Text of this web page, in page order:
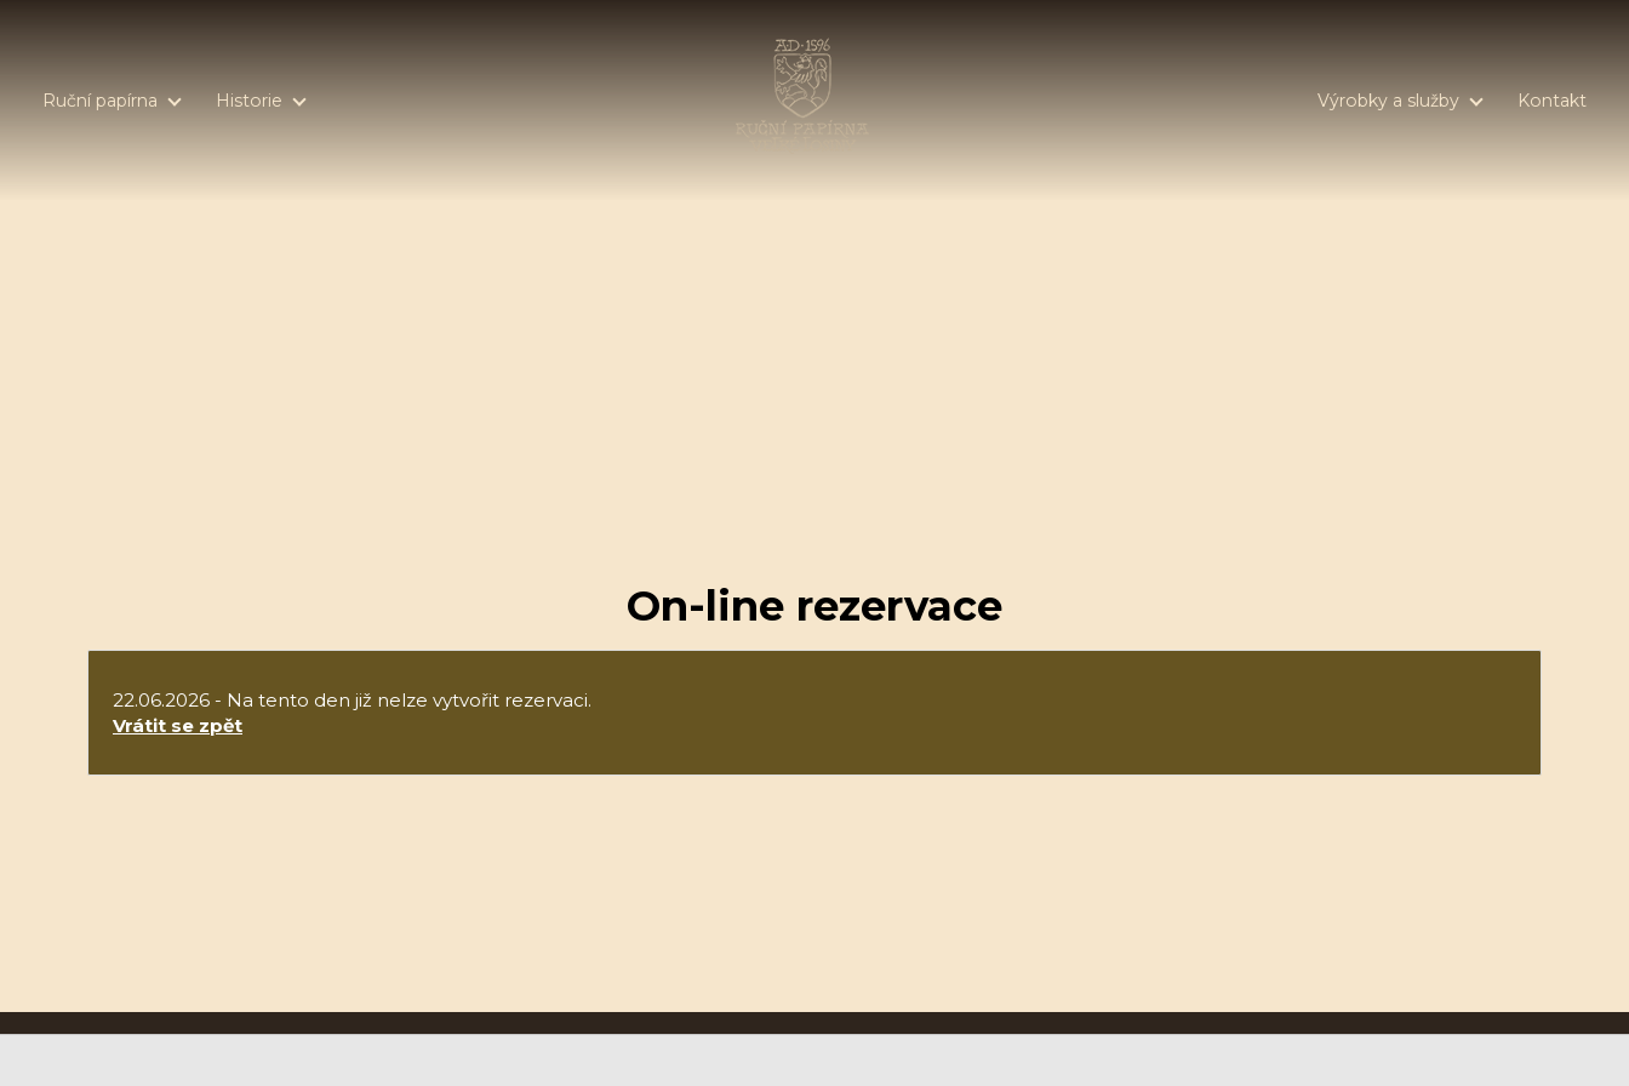
Ruční papírna Historie Výrobky a služby Kontakt
On-line rezervace
22.06.2026 - Na tento den již nelze vytvořit rezervaci.
Vrátit se zpět